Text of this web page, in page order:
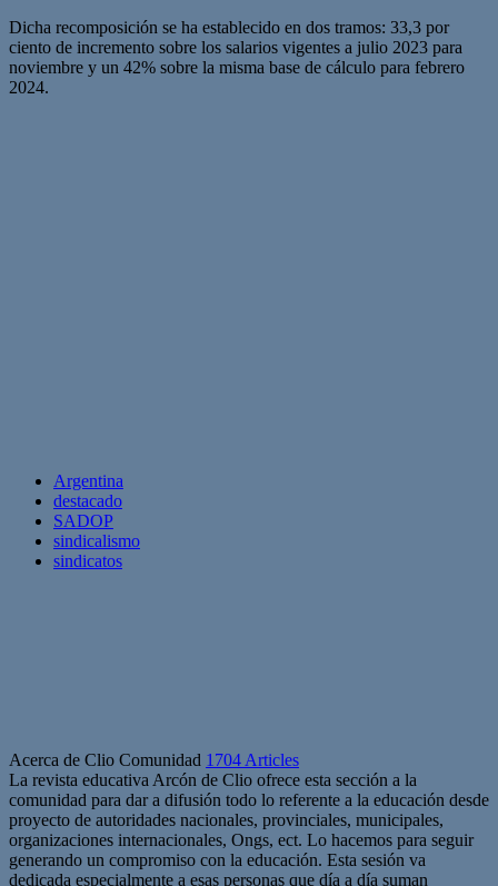
Dicha recomposición se ha establecido en dos tramos: 33,3 por
ciento de incremento sobre los salarios vigentes a julio 2023 para
noviembre y un 42% sobre la misma base de cálculo para febrero
2024.
Argentina
destacado
SADOP
sindicalismo
sindicatos
Acerca de Clio Comunidad 1704 Articles
La revista educativa Arcón de Clio ofrece esta sección a la
comunidad para dar a difusión todo lo referente a la educación desde
proyecto de autoridades nacionales, provinciales, municipales,
organizaciones internacionales, Ongs, ect. Lo hacemos para seguir
generando un compromiso con la educación. Esta sesión va
dedicada especialmente a esas personas que día a día suman